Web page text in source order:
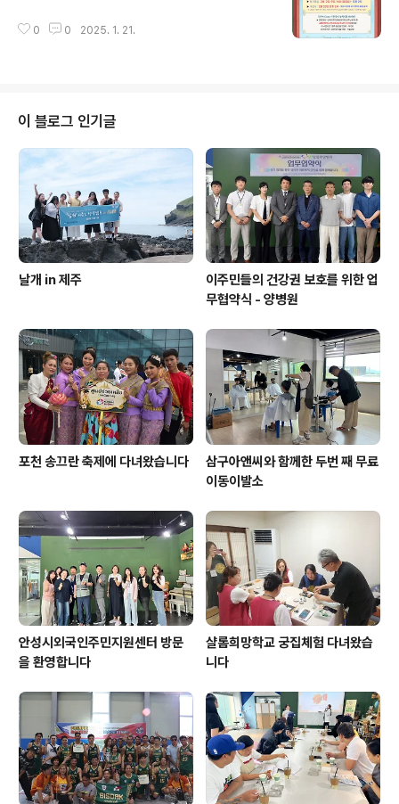
0 0 2025. 1. 21.
이 블로그 인기글
날개 in 제주
이주민들의 건강권 보호를 위한 업
무협약식 - 양병원
포천 송끄란 축제에 다녀왔습니다
삼구아앤씨와 함께한 두번 째 무료
이동이발소
안성시외국인주민지원센터 방문
을 환영합니다
샬롬희망학교 궁집체험 다녀왔습
니다